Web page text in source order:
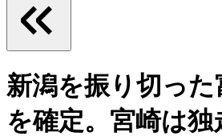
新潟を振り切った
を確定。宮崎は